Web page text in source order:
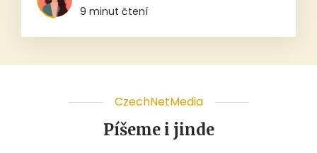
9 minut čtení
CzechNetMedia
Píšeme i jinde